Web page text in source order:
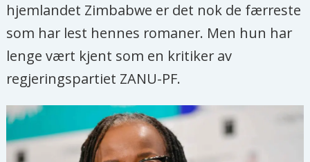
hjemlandet Zimbabwe er det nok de færreste
som har lest hennes romaner. Men hun har
lenge vært kjent som en kritiker av
regjeringspartiet ZANU-PF.